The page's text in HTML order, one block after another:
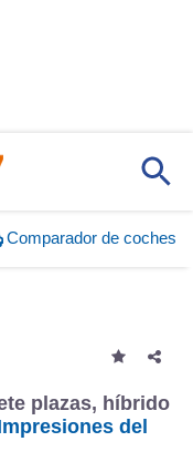
Comparador de coches
plazas, híbrido
del